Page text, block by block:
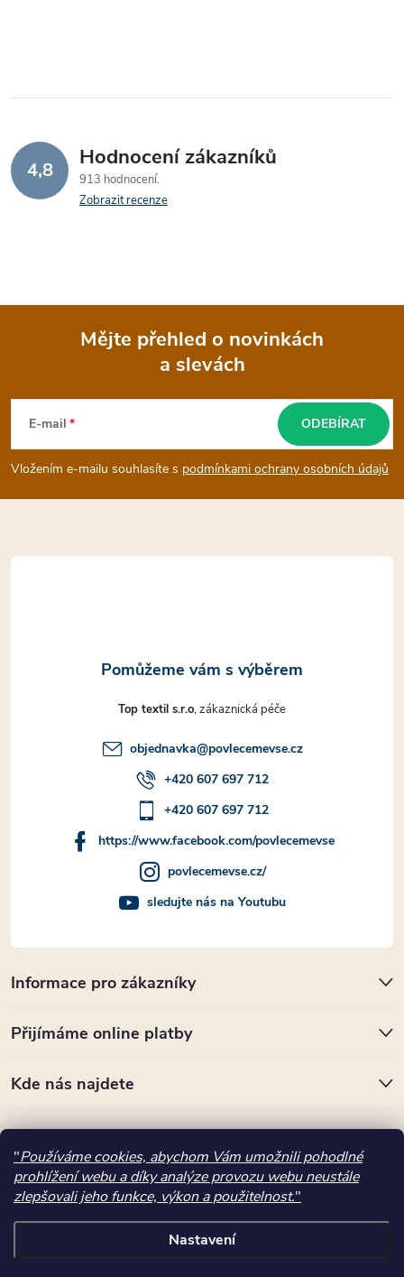
"Používáme cookies, abychom Vám umožnili pohodlné
prohlížení webu a díky analýze provozu webu neustále
zlepšovali jeho funkce, výkon a použitelnost."
Nastavení
4,8 Hodnocení zákazníků
913 hodnocení
Zobrazit recenze
p
a
t
Mějte přehled o novinkách
a slevách
E-mail
Vložením e-mailu souhlasíte s podmínkami ochrany osobních údajů
ODEBÍRAT
Informace pro zákazníky
Přijímáme online platby
Kde nás najdete
Top textil s.r.o
objednavka@povlecemevse.cz
+420 607 697 712
+420 607 697 712
https://www.facebook.com/povlecemevse
povlecemevse.cz/
sledujte nás na Youtubu
Vytvořil Shoptet
Copyright 2026povlecemevse.cz . Všechna práva vyhrazena.
"); ttq.page(); }(window, document, 'ttq'); ttq.track('ViewContent',
{"content_type":"product","quantity":1,"content_name":"Komoda 1